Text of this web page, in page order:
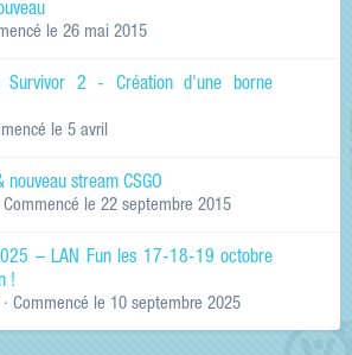
le 26 mai 2015
2 - Création d'une borne
le 5 avril
nouveau stream CSGO
Commencé le 22 septembre 2015
– LAN Fun les 17-18-19 octobre
!
· Commencé le 10 septembre 2025